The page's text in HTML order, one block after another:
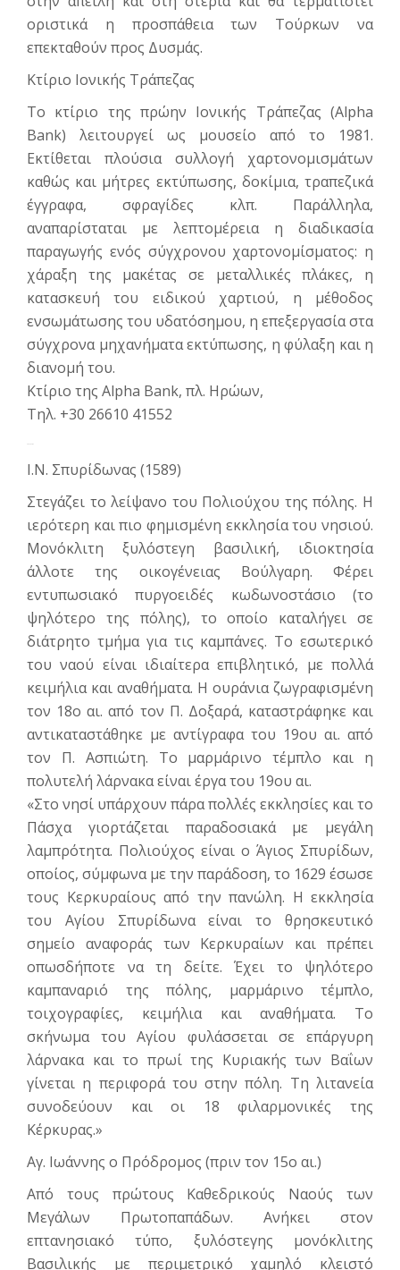
οριστικά η προσπάθεια των Τούρκων να
επεκταθούν προς Δυσμάς.
Κτίριο Ιονικής Τράπεζας
Το κτίριο της πρώην Ιονικής Τράπεζας (Alpha
Bank) λειτουργεί ως μουσείο από το 1981.
Εκτίθεται πλού­σια συλλογή χαρτονομισμάτων
καθώς και μήτρες εκτύπωσης, δοκίμια, τραπεζι­κά
έγγραφα, σφραγίδες κλπ. Παράλλη­λα,
αναπαρίσταται με λεπτομέρεια η δια­δικασία
παραγωγής ενός σύγχρονου χαρτονομίσματος: η
χάραξη της μακέτας σε μεταλλικές πλάκες, η
κατασκευή του ειδικού χαρτιού, η μέθοδος
ενσωμάτωσης του υδατόσημου, η επεξεργασία στα
σύγχρονα μηχανήματα εκτύπωσης, η φύλαξη και η
διανομή του.
Κτίριο της Alpha Bank, πλ. Ηρώων,
Tηλ. +30 26610 41552
Ι.Ν. Σπυρίδωνας (1589)
Στεγάζει το λείψανο του Πολιούχου της πόλης. Η
ιερότερη και πιο φημισμένη εκκλησία του νησιού.
Μονόκλιτη ξυλόστεγη βασιλική, ιδιοκτησία
άλλοτε της οικογένειας Βούλγαρη. Φέρει
εντυπωσιακό πυργοειδές κωδωνοστάσιο (το
ψηλότερο της πόλης), το οποίο καταλήγει σε
διάτρητο τμήμα για τις καμπάνες. Το εσωτερικό
του ναού είναι ιδιαίτερα επιβλητικό, με πολλά
κειμήλια και αναθήματα. Η ουράνια ζωγραφισμένη
τον 18ο αι. από τον Π. Δοξαρά, καταστράφηκε και
αντικαταστάθηκε με αντίγραφα του 19ου αι. από
τον Π. Ασπιώτη. Το μαρμάρινο τέμπλο και η
πολυτελή λάρνακα είναι έργα του 19ου αι.
«Στο νησί υπάρχουν πάρα πολλές εκκλησίες και το
Πάσχα γιορτάζεται παραδοσιακά με μεγάλη
λαμπρότητα. Πολιούχος είναι ο Άγιος Σπυρίδων,
οποίος, σύμφωνα με την παράδοση, το 1629 έσωσε
τους Κερκυραίους από την πανώλη. Η εκκλησία
του Αγίου Σπυρίδωνα είναι το θρησκευτικό
σημείο αναφοράς των Κερκυραίων και πρέπει
οπωσδήποτε να τη δείτε. Έχει το ψηλότερο
καμπαναριό της πόλης, μαρμάρινο τέμπλο,
τοιχογραφίες, κειμήλια και αναθήματα. Το
σκήνωμα του Αγίου φυλάσσεται σε επάργυρη
λάρνακα και το πρωί της Κυριακής των Βαΐων
γίνεται η περιφορά του στην πόλη. Τη λιτανεία
συνοδεύουν και οι 18 φιλαρμονικές της
Κέρκυρας.»
Αγ. Ιωάννης ο Πρόδρομος (πριν τον 15ο αι.)
Από τους πρώτους Καθεδρικούς Ναούς των
Μεγάλων Πρωτοπαπάδων. Ανήκει στον
επτανησιακό τύπο, ξυλόστεγης μονόκλιτης
Βασιλικής με περιμετρικό χαμηλό κλειστό